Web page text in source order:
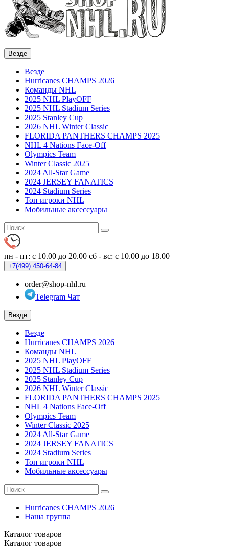
Везде
Везде
Hurricanes CHAMPS 2026
Команды NHL
2025 NHL PlayOFF
2025 NHL Stadium Series
2025 Stanley Cup
2026 NHL Winter Classic
FLORIDA PANTHERS CHAMPS 2025
NHL 4 Nations Face-Off
Olympics Team
Winter Classic 2025
2024 All-Star Game
2024 JERSEY FANATICS
2024 Stadium Series
Топ игроки NHL
Мобильные аксессуары
пн - пт: с 10.00 до 20.00 сб - вс: с 10.00 до 18.00
+7(499) 450-64-84
order@shop-nhl.ru
Telegram Чат
Везде
Везде
Hurricanes CHAMPS 2026
Команды NHL
2025 NHL PlayOFF
2025 NHL Stadium Series
2025 Stanley Cup
2026 NHL Winter Classic
FLORIDA PANTHERS CHAMPS 2025
NHL 4 Nations Face-Off
Olympics Team
Winter Classic 2025
2024 All-Star Game
2024 JERSEY FANATICS
2024 Stadium Series
Топ игроки NHL
Мобильные аксессуары
Hurricanes CHAMPS 2026
Наша группа
Каталог товаров
Каталог товаров